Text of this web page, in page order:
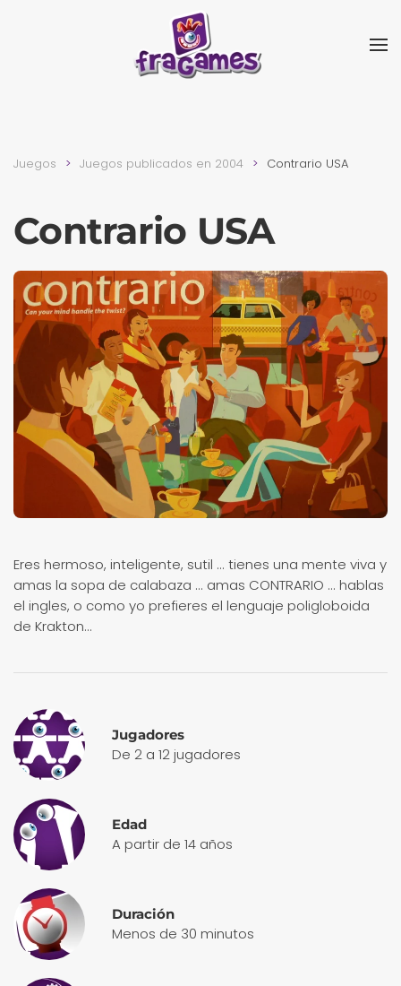
Skip to main content
Juegos Juegos publicados en 2004 Contrario USA
Contrario USA
Eres hermoso, inteligente, sutil ... tienes una mente viva y
amas la sopa de calabaza ... amas CONTRARIO ... hablas
el ingles, o como yo prefieres el lenguaje poligloboida
de Krakton...
Jugadores
De 2 a 12 jugadores
Edad
A partir de 14 años
Duración
Menos de 30 minutos